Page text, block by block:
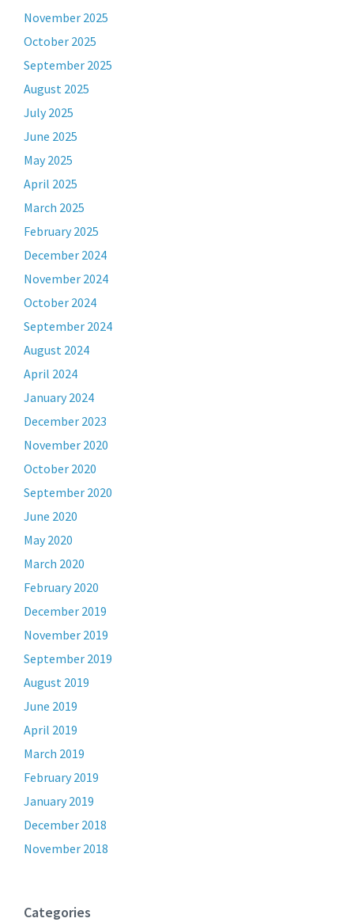
November 2025
October 2025
September 2025
August 2025
July 2025
June 2025
May 2025
April 2025
March 2025
February 2025
December 2024
November 2024
October 2024
September 2024
August 2024
April 2024
January 2024
December 2023
November 2020
October 2020
September 2020
June 2020
May 2020
March 2020
February 2020
December 2019
November 2019
September 2019
August 2019
June 2019
April 2019
March 2019
February 2019
January 2019
December 2018
November 2018
Categories